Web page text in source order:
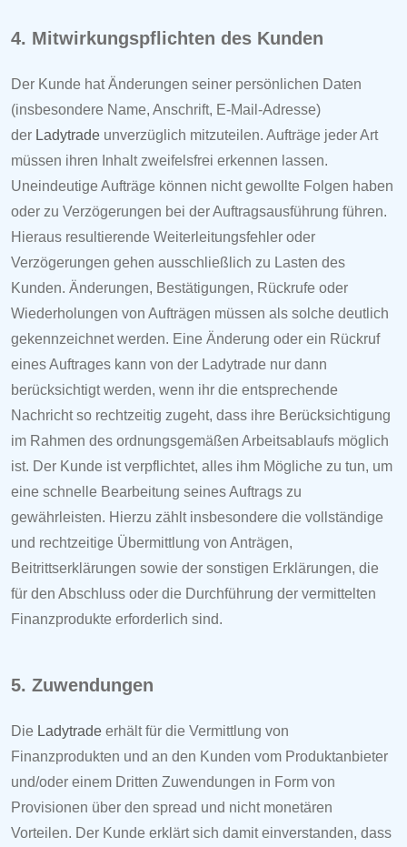
4. Mitwirkungspflichten des Kunden
Der Kunde hat Änderungen seiner persönlichen Daten
(insbesondere Name, Anschrift, E-Mail-Adresse)
der Ladytrade unverzüglich mitzuteilen. Aufträge jeder Art
müssen ihren Inhalt zweifelsfrei erkennen lassen.
Uneindeutige Aufträge können nicht gewollte Folgen haben
oder zu Verzögerungen bei der Auftragsausführung führen.
Hieraus resultierende Weiterleitungsfehler oder
Verzögerungen gehen ausschließlich zu Lasten des
Kunden. Änderungen, Bestätigungen, Rückrufe oder
Wiederholungen von Aufträgen müssen als solche deutlich
gekennzeichnet werden. Eine Änderung oder ein Rückruf
eines Auftrages kann von der Ladytrade nur dann
berücksichtigt werden, wenn ihr die entsprechende
Nachricht so rechtzeitig zugeht, dass ihre Berücksichtigung
im Rahmen des ordnungsgemäßen Arbeitsablaufs möglich
ist. Der Kunde ist verpflichtet, alles ihm Mögliche zu tun, um
eine schnelle Bearbeitung seines Auftrags zu
gewährleisten. Hierzu zählt insbesondere die vollständige
und rechtzeitige Übermittlung von Anträgen,
Beitrittserklärungen sowie der sonstigen Erklärungen, die
für den Abschluss oder die Durchführung der vermittelten
Finanzprodukte erforderlich sind.
5. Zuwendungen
Die Ladytrade erhält für die Vermittlung von
Finanzprodukten und an den Kunden vom Produktanbieter
und/oder einem Dritten Zuwendungen in Form von
Provisionen über den spread und nicht monetären
Vorteilen. Der Kunde erklärt sich damit einverstanden, dass